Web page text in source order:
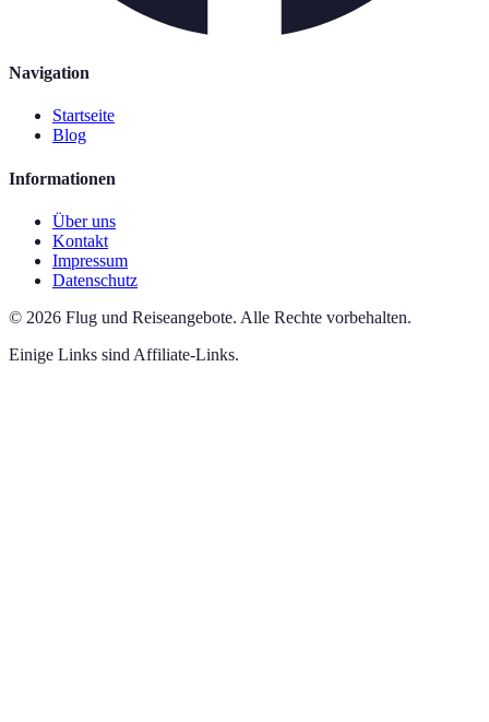
Navigation
Startseite
Blog
Informationen
Über uns
Kontakt
Impressum
Datenschutz
© 2026 Flug und Reiseangebote. Alle Rechte vorbehalten.
Einige Links sind Affiliate-Links.